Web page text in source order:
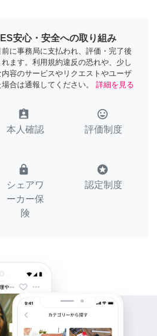
安心・安全への取り組み
に事務局に支払われ、評価・完了後
ます。利用規約違反の恐れや、少し
容のサービスやリクエストやユーザ
合は通報してください。
詳細を見る
assignment_ind
本人確認
tag_faces
評価制度
lock
シェアワ
ーカー保
険
stars
認定制度